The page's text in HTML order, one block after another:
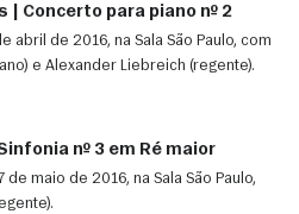
| Concerto para piano nº 2
abril de 2016, na Sala São Paulo, com
e Alexander Liebreich (regente).
nº 3 em Ré maior
de maio de 2016, na Sala São Paulo,